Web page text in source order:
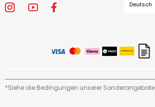
Deutsch
*Siehe die Bedingungen unserer Sonderangebote